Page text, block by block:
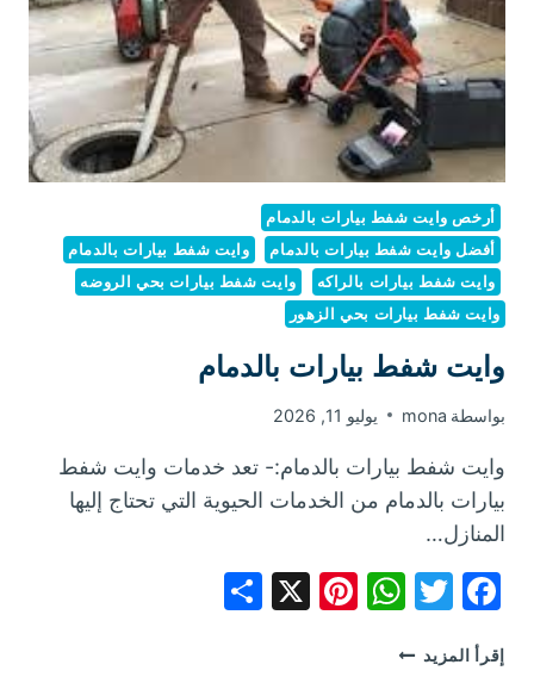
أرخص وايت شفط بيارات بالدمام
أفضل وايت شفط بيارات بالدمام
وايت شفط بيارات بالدمام
وايت شفط بيارات بالراكه
وايت شفط بيارات بحي الروضه
وايت شفط بيارات بحي الزهور
وايت شفط بيارات بالدمام
بواسطة mona يوليو 11, 2026
وايت شفط بيارات بالدمام:- تعد خدمات وايت شفط
بيارات بالدمام من الخدمات الحيوية التي تحتاج إليها
المنازل…
Facebook
Twitter
WhatsApp
Pinterest
X
إقرأ المزيد وايت